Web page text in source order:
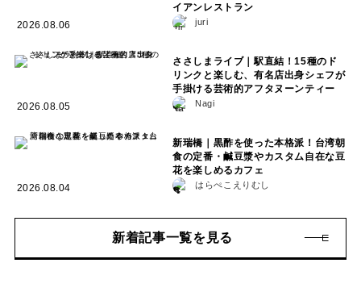
2026.08.06
イアンレストラン
juri
2026.08.05
ささしまライブ｜駅直結！15種のド
リンクと楽しむ、有名店出身シェフが
手掛ける芸術的アフタヌーンティー
Nagi
2026.08.04
新瑞橋｜黒酢を使った本格派！台湾朝
食の定番・鹹豆漿やカスタム自在な豆
花を楽しめるカフェ
はらぺこえりむし
新着記事一覧を見る